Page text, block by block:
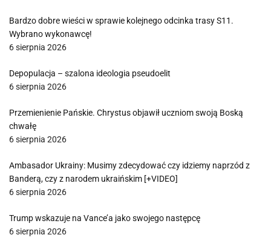
Bardzo dobre wieści w sprawie kolejnego odcinka trasy S11.
Wybrano wykonawcę!
6 sierpnia 2026
Depopulacja – szalona ideologia pseudoelit
6 sierpnia 2026
Przemienienie Pańskie. Chrystus objawił uczniom swoją Boską
chwałę
6 sierpnia 2026
Ambasador Ukrainy: Musimy zdecydować czy idziemy naprzód z
Banderą, czy z narodem ukraińskim [+VIDEO]
6 sierpnia 2026
Trump wskazuje na Vance’a jako swojego następcę
6 sierpnia 2026